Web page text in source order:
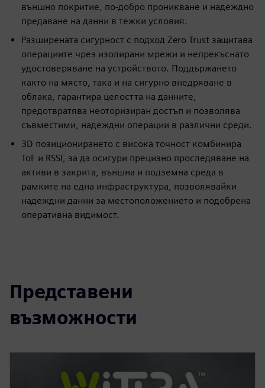
външно покритие, по-добро проникване и надеждно
предаване на данни в тежки условия.
Разширената сигурност с подход Zero Trust защитава
операциите чрез изолирани мрежи и непрекъснато
удостоверяване на устройството. Поддържането
както на място, така и на сигурно внедряване в
облака, гарантира целостта на данните,
предотвратява неоторизиран достъп и позволява
съвместими, надеждни операции в различни среди.
3D позиционирането с висока точност комбинира
ToF и RSSI, за да осигури прецизно проследяване на
активи в закрита, външна и подземна среда в
рамките на една инфраструктура, позволявайки
надеждни данни за местоположението и подобрена
оперативна видимост.
Представени
възможности